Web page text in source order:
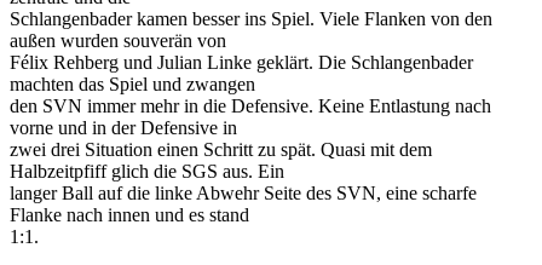
Schlangenbader kamen besser ins Spiel. Viele Flanken von den
außen wurden souverän von
Félix Rehberg und Julian Linke geklärt. Die Schlangenbader
machten das Spiel und zwangen
den SVN immer mehr in die Defensive. Keine Entlastung nach
vorne und in der Defensive in
zwei drei Situation einen Schritt zu spät. Quasi mit dem
Halbzeitpfiff glich die SGS aus. Ein
langer Ball auf die linke Abwehr Seite des SVN, eine scharfe
Flanke nach innen und es stand
1:1.